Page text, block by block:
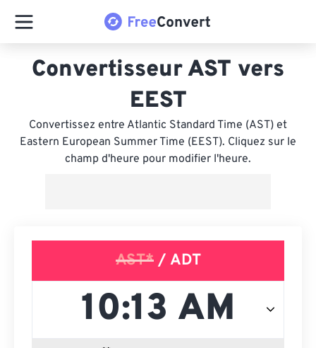
Convertisseur AST vers
EEST
Convertissez entre Atlantic Standard Time (AST) et
Eastern European Summer Time (EEST). Cliquez sur le
champ d'heure pour modifier l'heure.
AST*/ ADT